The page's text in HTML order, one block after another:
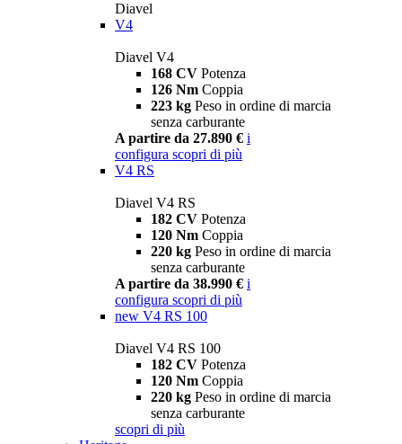
Diavel
V4
Diavel V4
168 CV Potenza
126 Nm Coppia
223 kg Peso in ordine di marcia
senza carburante
A partire da 27.890 € i
configura scopri di più
V4 RS
Diavel V4 RS
182 CV Potenza
120 Nm Coppia
220 kg Peso in ordine di marcia
senza carburante
A partire da 38.990 € i
configura scopri di più
new V4 RS 100
Diavel V4 RS 100
182 CV Potenza
120 Nm Coppia
220 kg Peso in ordine di marcia
senza carburante
scopri di più